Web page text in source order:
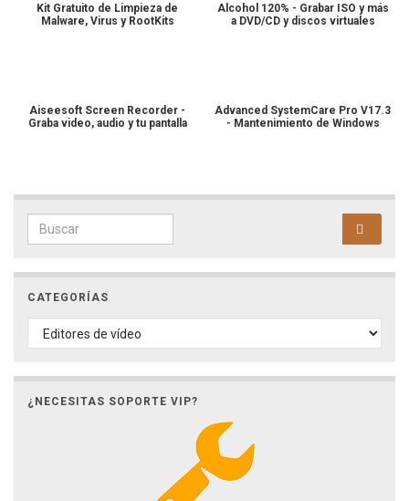
Kit Gratuito de Limpieza de
Malware, Virus y RootKits
Alcohol 120% - Grabar ISO y más
a DVD/CD y discos virtuales
Aiseesoft Screen Recorder -
Graba video, audio y tu pantalla
Advanced SystemCare Pro V17.3
- Mantenimiento de Windows
Search for:
CATEGORÍAS
CATEGORÍAS
¿NECESITAS SOPORTE VIP?